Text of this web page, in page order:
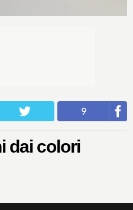
9
dai colori